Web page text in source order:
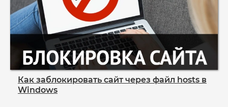
Как заблокировать сайт через файл hosts в
Windows